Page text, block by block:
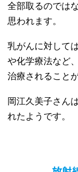
全部取るのでは
思われます。
乳がんに対して
や化学療法など
治療されることが
岡江久美子さん
れたようです。